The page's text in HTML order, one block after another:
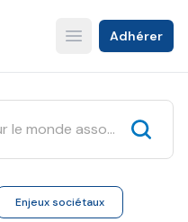
Open main menu
Adhérer
Enjeux sociétaux